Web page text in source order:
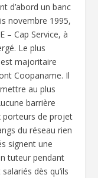
d’abord un banc
novembre 1995,
– Cap Service, à
Le plus
majoritaire
Coopaname. Il
au plus
barrière
porteurs de projet
du réseau rien
signent une
tuteur pendant
dès qu’ils